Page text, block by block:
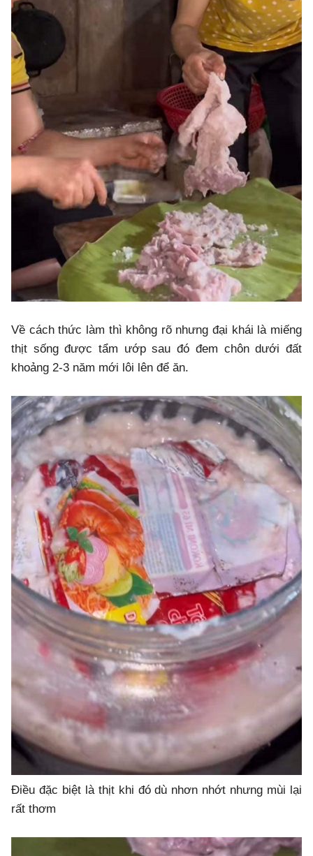
Về cách thức làm thì không rõ nhưng đại khái là miếng
thịt sống được tẩm ướp sau đó đem chôn dưới đất
khoảng 2-3 năm mới lôi lên để ăn.
Điều đặc biệt là thịt khi đó dù nhơn nhớt nhưng mùi lại
rất thơm